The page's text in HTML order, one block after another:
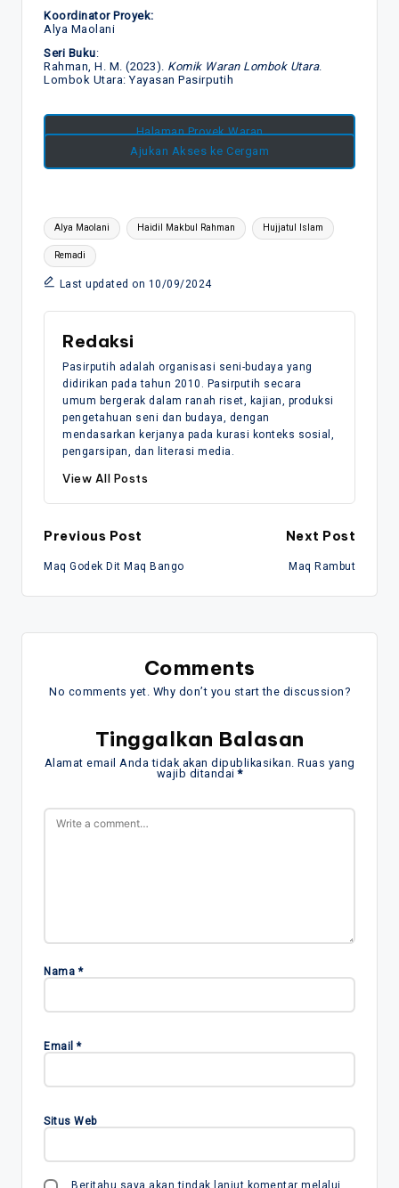
Koordinator Proyek:
Alya Maolani
Seri Buku:
Rahman, H. M. (2023). Komik Waran Lombok Utara.
Lombok Utara: Yayasan Pasirputih
Halaman Proyek Waran
Ajukan Akses ke Cergam
Tags:
Alya Maolani Haidil Makbul Rahman Hujjatul Islam
Remadi
Last updated on 10/09/2024
Redaksi
Pasirputih adalah organisasi seni-budaya yang
didirikan pada tahun 2010. Pasirputih secara
umum bergerak dalam ranah riset, kajian, produksi
pengetahuan seni dan budaya, dengan
mendasarkan kerjanya pada kurasi konteks sosial,
pengarsipan, dan literasi media.
View All Posts
Post
navigation
Previous Post
Maq Godek Dit Maq Bango
Next Post
Maq Rambut
Comments
No comments yet. Why don’t you start the discussion?
Tinggalkan Balasan
Alamat email Anda tidak akan dipublikasikan. Ruas yang
wajib ditandai*
Nama *
Email *
Situs Web
Beritahu saya akan tindak lanjut komentar melalui